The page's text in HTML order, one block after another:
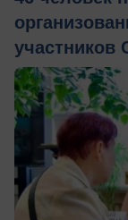
участников